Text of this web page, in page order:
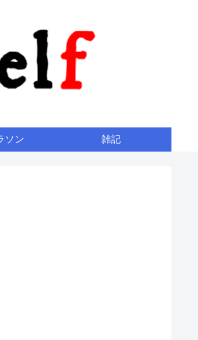
ソン 雑記